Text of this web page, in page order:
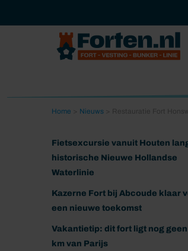
Home Nieuws
Fietsexcursie vanuit Houten
historische Nieuwe Hollandse
Waterlinie
Kazerne Fort bij Abcoude klaar
een nieuwe toekomst
Vakantietip: dit fort ligt nog geen
km van Parijs